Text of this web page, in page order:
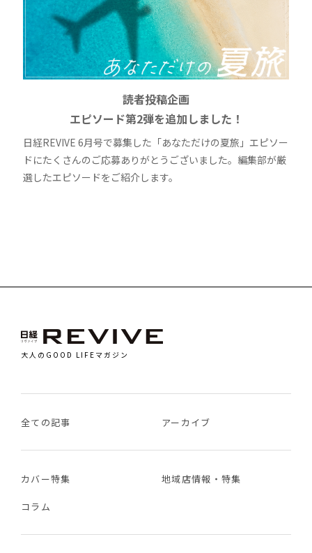
読者投稿企画
エピソード第2弾を追加しました！
日経REVIVE 6月号で募集した「あなただけの夏旅」エピソー
ドにたくさんのご応募ありがとうございました。編集部が厳
選したエピソードをご紹介します。
大人のGOOD LIFEマガジン
全ての記事 アーカイブ
カバー特集 地域店情報・特集
コラム